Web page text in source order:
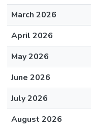
March 2026
April 2026
May 2026
June 2026
July 2026
August 2026